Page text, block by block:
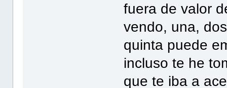
fuera de valor
vendo, una,
quinta puede
incluso te he
que te iba a